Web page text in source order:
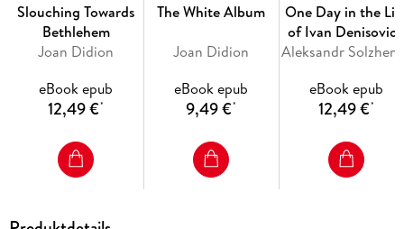
Slouching Towards
Bethlehem
Joan Didion
eBook epub
12,49 €*
The White Album
Joan Didion
eBook epub
9,49 €*
One Day in the
of Ivan
eBook epub
12,49 €*